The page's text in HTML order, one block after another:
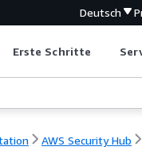
Deutsch
Erste Schritte
AWS Security Hub